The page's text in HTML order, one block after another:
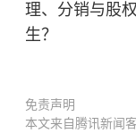
理、分销与股
生？
免责声明
本文来自腾讯新闻